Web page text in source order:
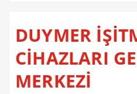
DUYMER
CİHAZLARI
MERKEZİ